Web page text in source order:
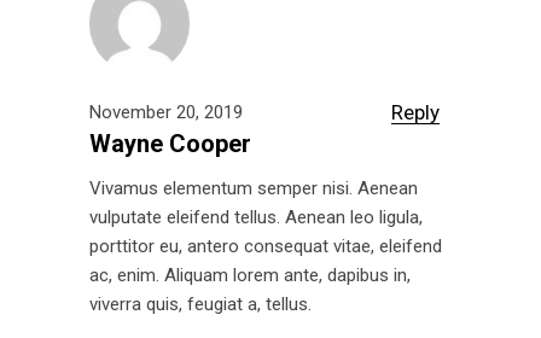
November 20, 2019 Reply
Wayne Cooper
Vivamus elementum semper nisi. Aenean
vulputate eleifend tellus. Aenean leo ligula,
porttitor eu, antero consequat vitae, eleifend
ac, enim. Aliquam lorem ante, dapibus in,
viverra quis, feugiat a, tellus.